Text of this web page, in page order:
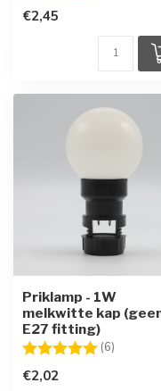
€2,45
Priklamp - 1W
melkwitte kap
E27 fitting)
Beoordeling: (6)
€2,02